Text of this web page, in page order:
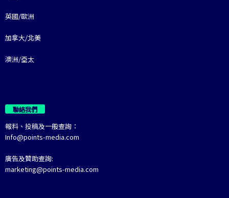
英國/歐洲
加拿大/北美
澳洲/亞太
聯絡我們
報料、投稿及一般查詢：
Info@points-media.com
廣告及贊助查詢:
marketing@points-media.com